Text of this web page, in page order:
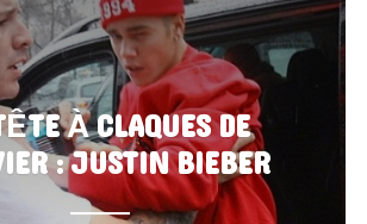
À CLAQUES DE
: JUSTIN BIEBER